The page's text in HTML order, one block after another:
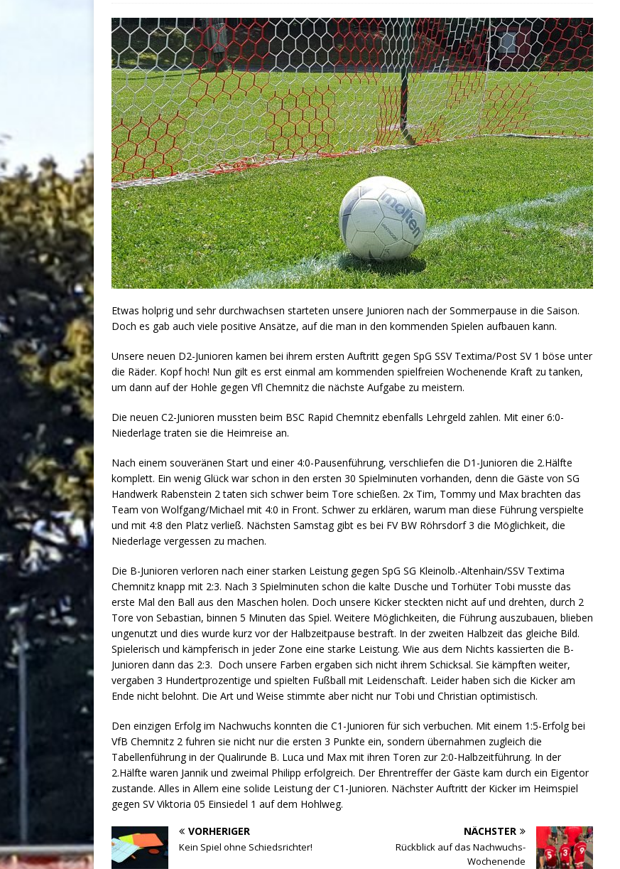
Etwas holprig und sehr durchwachsen starteten unsere Junioren nach der Sommerpause in die Saison.
Doch es gab auch viele positive Ansätze, auf die man in den kommenden Spielen aufbauen kann.
Unsere neuen D2-Junioren kamen bei ihrem ersten Auftritt gegen SpG SSV Textima/Post SV 1 böse unter
die Räder. Kopf hoch! Nun gilt es erst einmal am kommenden spielfreien Wochenende Kraft zu tanken,
um dann auf der Hohle gegen Vfl Chemnitz die nächste Aufgabe zu meistern.
Die neuen C2-Junioren mussten beim BSC Rapid Chemnitz ebenfalls Lehrgeld zahlen. Mit einer 6:0-
Niederlage traten sie die Heimreise an.
Nach einem souveränen Start und einer 4:0-Pausenführung, verschliefen die D1-Junioren die 2.Hälfte
komplett. Ein wenig Glück war schon in den ersten 30 Spielminuten vorhanden, denn die Gäste von SG
Handwerk Rabenstein 2 taten sich schwer beim Tore schießen. 2x Tim, Tommy und Max brachten das
Team von Wolfgang/Michael mit 4:0 in Front. Schwer zu erklären, warum man diese Führung verspielte
und mit 4:8 den Platz verließ. Nächsten Samstag gibt es bei FV BW Röhrsdorf 3 die Möglichkeit, die
Niederlage vergessen zu machen.
Die B-Junioren verloren nach einer starken Leistung gegen SpG SG Kleinolb.-Altenhain/SSV Textima
Chemnitz knapp mit 2:3. Nach 3 Spielminuten schon die kalte Dusche und Torhüter Tobi musste das
erste Mal den Ball aus den Maschen holen. Doch unsere Kicker steckten nicht auf und drehten, durch 2
Tore von Sebastian, binnen 5 Minuten das Spiel. Weitere Möglichkeiten, die Führung auszubauen, blieben
ungenutzt und dies wurde kurz vor der Halbzeitpause bestraft. In der zweiten Halbzeit das gleiche Bild.
Spielerisch und kämpferisch in jeder Zone eine starke Leistung. Wie aus dem Nichts kassierten die B-
Junioren dann das 2:3. Doch unsere Farben ergaben sich nicht ihrem Schicksal. Sie kämpften weiter,
vergaben 3 Hundertprozentige und spielten Fußball mit Leidenschaft. Leider haben sich die Kicker am
Ende nicht belohnt. Die Art und Weise stimmte aber nicht nur Tobi und Christian optimistisch.
Den einzigen Erfolg im Nachwuchs konnten die C1-Junioren für sich verbuchen. Mit einem 1:5-Erfolg bei
VfB Chemnitz 2 fuhren sie nicht nur die ersten 3 Punkte ein, sondern übernahmen zugleich die
Tabellenführung in der Qualirunde B. Luca und Max mit ihren Toren zur 2:0-Halbzeitführung. In der
2.Hälfte waren Jannik und zweimal Philipp erfolgreich. Der Ehrentreffer der Gäste kam durch ein Eigentor
zustande. Alles in Allem eine solide Leistung der C1-Junioren. Nächster Auftritt der Kicker im Heimspiel
gegen SV Viktoria 05 Einsiedel 1 auf dem Hohlweg.
VORHERIGER
Kein Spiel ohne Schiedsrichter!
NÄCHSTER
Rückblick auf das Nachwuchs-
Wochenende